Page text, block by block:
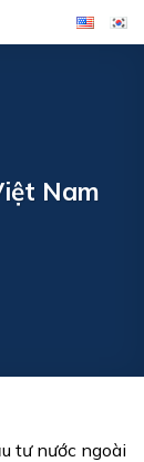
Nam
tư nước ngoài